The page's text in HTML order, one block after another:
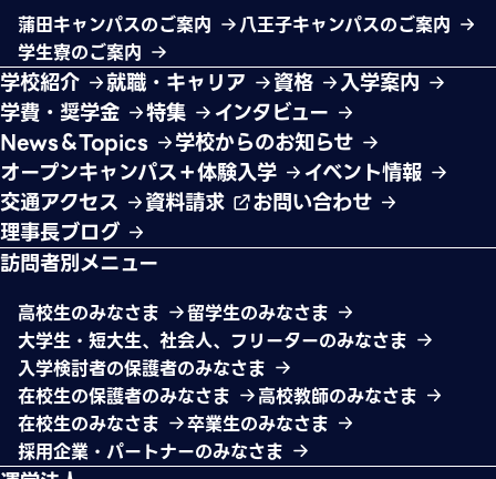
蒲田キャンパスのご案内
八王子キャンパスのご案内
学生寮のご案内
学校紹介 就職・キャリア 資格
入学案内
学費・奨学金
特集
インタビュー
News＆Topics
学校からのお知らせ
オープンキャンパス＋体験入学
イベント情報
交通アクセス
資料請求
お問い合わせ
理事長ブログ
訪問者別メニュー
高校生のみなさま
留学生のみなさま
大学生・短大生、社会人、フリーターのみなさま
入学検討者の保護者のみなさま
在校生の保護者のみなさま
高校教師のみなさま
在校生のみなさま
卒業生のみなさま
採用企業・パートナーのみなさま